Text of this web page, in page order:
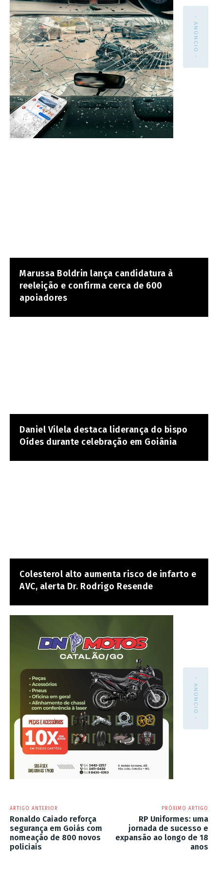
- ANÚNCIO -
Marussa Boldrin lança candidatura à
reeleição e confirma cerca de 600
apoiadores
Daniel Vilela destaca liderança do bispo
Oídes durante celebração em Goiânia
Colesterol alto aumenta risco de infarto e
AVC, alerta Dr. Rodrigo Resende
- ANÚNCIO -
ARTIGO ANTERIOR
Ronaldo Caiado reforça
segurança em Goiás com
nomeação de 800 novos
policiais
PRÓXIMO ARTIGO
RP Uniformes: uma
jornada de sucesso e
expansão ao longo de 18
anos